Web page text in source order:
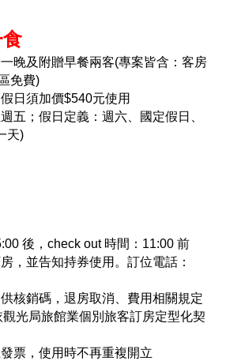
晚及附贈早餐兩客(專案皆含：客房
免費)
日須加價$540元使用
五；假日定義：週六、國定假日、
天)
後，check out 時間：11:00 前
，並告知持券使用。訂位電話：
核銷碼，退房取消、費用相關規定
光局旅館業個別旅客訂房定型化契
票，使用時不再重複開立